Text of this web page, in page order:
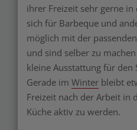
ihrer Freizeit sehr gerne in
sich für Barbeque und
möglich mit der
und sind selber zu
kleine Ausstattung für
Gerade im Winter bleibt
Freizeit nach der Arbeit in
Küche aktiv zu werden.